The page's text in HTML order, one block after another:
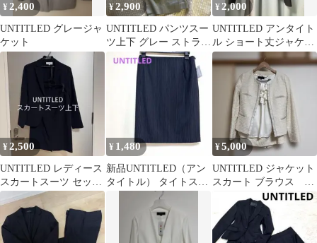
¥2,400
UNTITLED グレージャ
ケット
¥2,900
UNTITLED パンツスー
ツ上下 グレー ストライ
プ 美品 夏に最適
¥2,000
UNTITLED アンタイト
ル ショート丈ジャケッ
ト ブラック
¥2,500
UNTITLED レディース
スカートスーツ セット
アップ ネイビー
¥ 1,480
新品UNTITLED（アン
タイトル） タイトスカ
ート濃紺ストライプ
柄 Sサイズ
¥5,000
UNTITLED ジャケット
スカート ブラウス セ